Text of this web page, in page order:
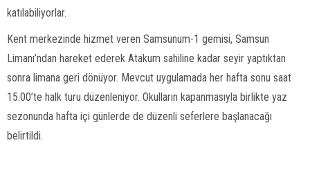
katılabiliyorlar.
Kent merkezinde hizmet veren Samsunum-1 gemisi, Samsun
Limanı’ndan hareket ederek Atakum sahiline kadar seyir yaptıktan
sonra limana geri dönüyor. Mevcut uygulamada her hafta sonu saat
15.00’te halk turu düzenleniyor. Okulların kapanmasıyla birlikte yaz
sezonunda hafta içi günlerde de düzenli seferlere başlanacağı
belirtildi.